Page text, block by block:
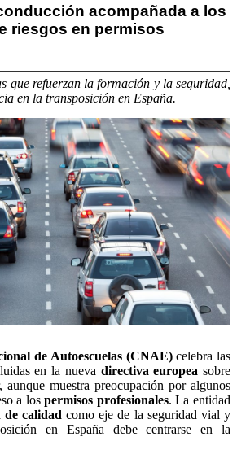
acompañada a los
riesgos en permisos
que refuerzan la formación y la seguridad,
en la transposición en España.
de Autoescuelas (CNAE)celebra las
en la nueva directiva europea sobre
muestra preocupación por algunos
a lospermisos profesionales. La entidad
de calidad como eje de la seguridad vial y
en España debe centrarse en la